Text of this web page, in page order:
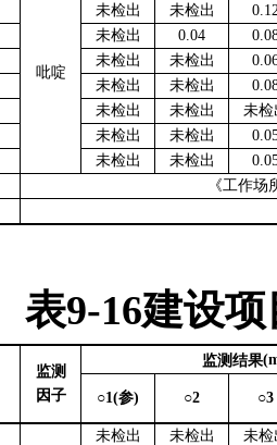
吡啶
未检出 未检出
未检出 0.04
未检出 未检出
未检出 未检出
未检出 未检出
未检
未检出 未检出
未检出 未检出
《工作
表9-16建设
监测
因子
监测结果
○1(参) ○2 ○3
未检出 未检出
未检